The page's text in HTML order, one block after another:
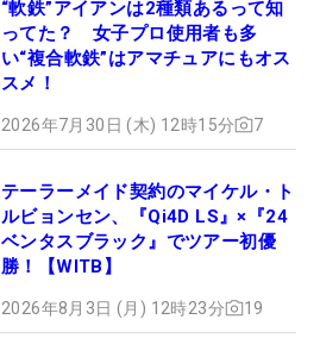
“軟鉄”アイアンは2種類あるって知
ってた？ 女子プロ使用者も多
い“複合軟鉄”はアマチュアにもオス
スメ！
2026年7月30日 (木) 12時15分 7
テーラーメイド契約のマイケル・ト
ルビョンセン、『Qi4D LS』×『24
ベンタスブラック』でツアー初優
勝！【WITB】
2026年8月3日 (月) 12時23分 19